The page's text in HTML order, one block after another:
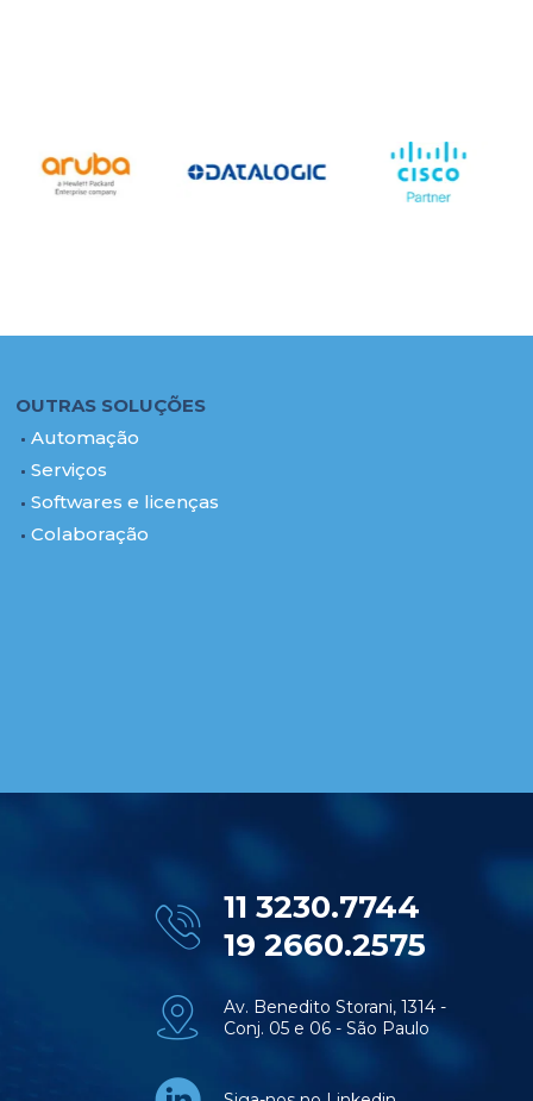
OUTRAS SOLUÇÕES
Automação
Serviços
Softwares e licenças
Colaboração
11 3230.7744
19 2660.2575
Av. Benedito Storani, 1314 -
Conj. 05 e 06 - São Paulo